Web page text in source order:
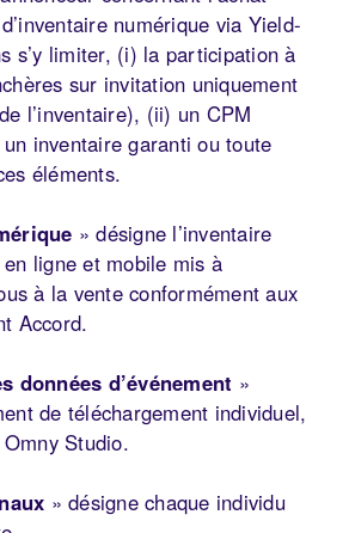
numérique via Yield-
s’y limiter, (i) la participation à
sur invitation uniquement
l’inventaire), (ii) un CPM
inventaire garanti ou toute
éléments.
» désigne l’inventaire
ligne et mobile mis à
à la vente conformément aux
Accord.
données d’événement »
de téléchargement individuel,
Studio.
» désigne chaque individu